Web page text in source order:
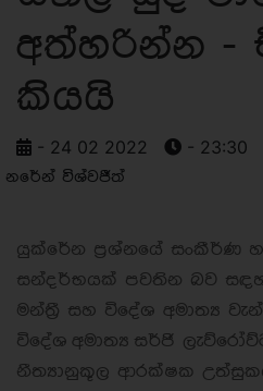
අත්හරින්න -
කියයි
- 24 02 2022 - 23:30
නරේන් විශ්වජීත්
යුක්රේන ප්‍රශ්නයේ සංකීර්ණ
සන්දර්භයක් පවතින බව
මන්ත්‍රී සහ විදේශ අමාත්‍ය
විදේශ අමාත්‍ය සර්ජි
නීත්‍යානුකූල ආරක්ෂක